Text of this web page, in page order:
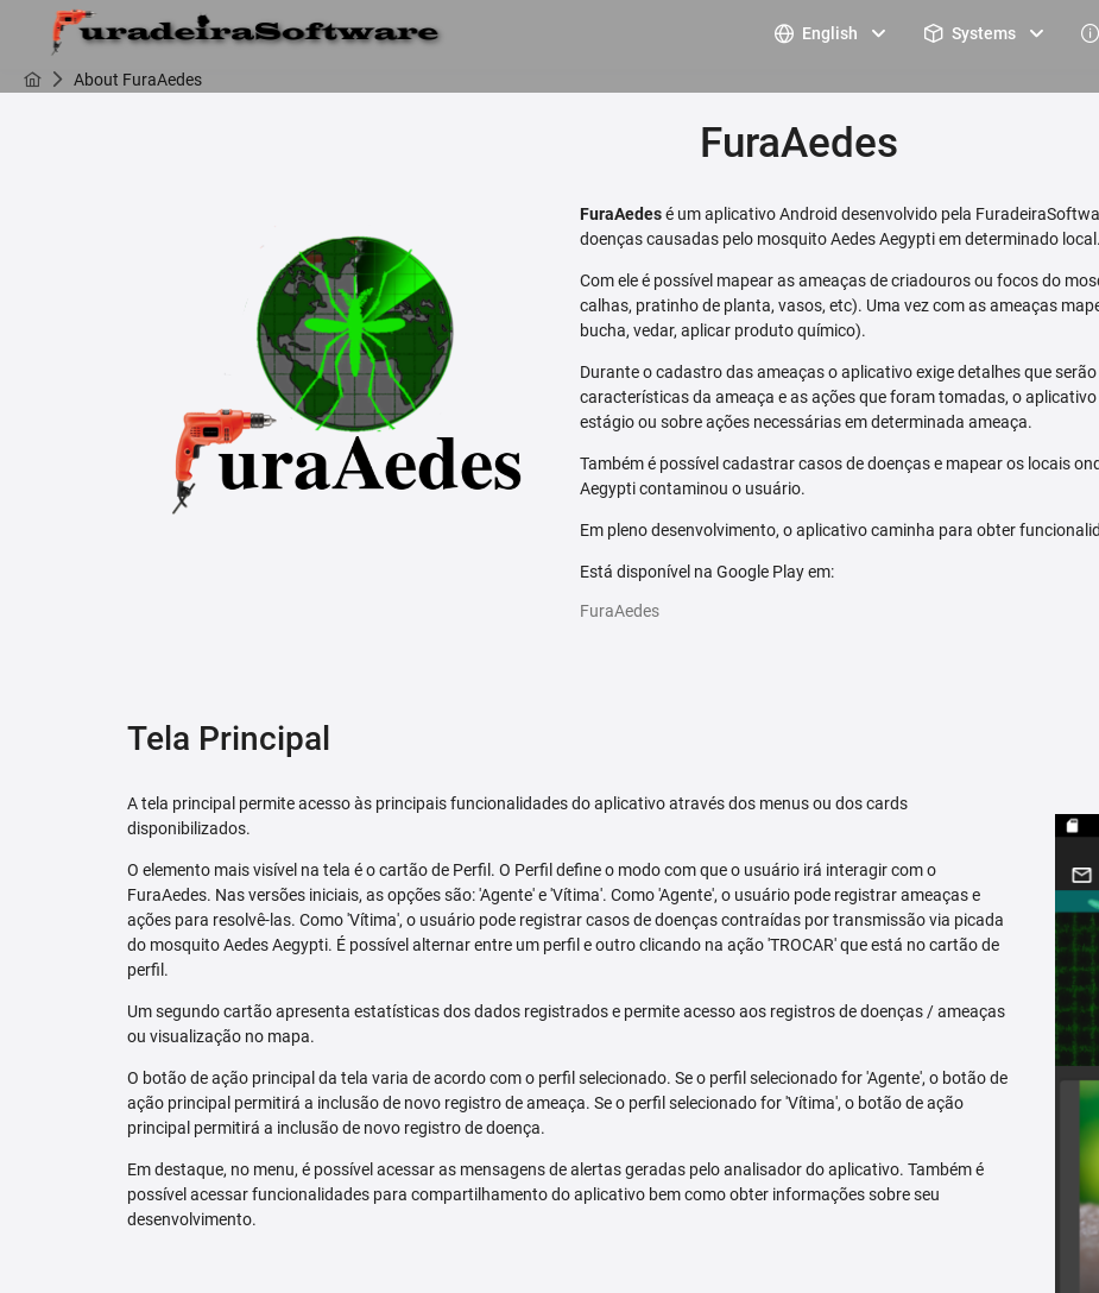
English Systems
About FuraAedes
FuraAedes
FuraAedesé um aplicativo Android desenvolvido pela
doenças causadas pelo mosquito Aedes Aegypti em determinado local.
Com ele é possível mapear as ameaças de criadouros ou focos do
calhas, pratinho de planta, vasos, etc). Uma vez com as ameaças
bucha, vedar, aplicar produto químico).
Durante o cadastro das ameaças o aplicativo exige detalhes que
características da ameaça e as ações que foram tomadas, o
estágio ou sobre ações necessárias em determinada ameaça.
Também é possível cadastrar casos de doenças e mapear os locais
Aegypti contaminou o usuário.
Em pleno desenvolvimento, o aplicativo caminha para obter
Está disponível na Google Play em:
FuraAedes
Tela Principal
A tela principal permite acesso às principais funcionalidades do aplicativo através dos menus ou dos cards
disponibilizados.
O elemento mais visível na tela é o cartão de Perfil. O Perfil define o modo com que o usuário irá interagir com o
FuraAedes. Nas versões iniciais, as opções são: 'Agente' e 'Vítima'. Como 'Agente', o usuário pode registrar ameaças e
ações para resolvê-las. Como 'Vítima', o usuário pode registrar casos de doenças contraídas por transmissão via picada
do mosquito Aedes Aegypti. É possível alternar entre um perfil e outro clicando na ação 'TROCAR' que está no cartão de
perfil.
Um segundo cartão apresenta estatísticas dos dados registrados e permite acesso aos registros de doenças / ameaças
ou visualização no mapa.
O botão de ação principal da tela varia de acordo com o perfil selecionado. Se o perfil selecionado for 'Agente', o botão de
ação principal permitirá a inclusão de novo registro de ameaça. Se o perfil selecionado for 'Vítima', o botão de ação
principal permitirá a inclusão de novo registro de doença.
Em destaque, no menu, é possível acessar as mensagens de alertas geradas pelo analisador do aplicativo. Também é
possível acessar funcionalidades para compartilhamento do aplicativo bem como obter informações sobre seu
desenvolvimento.